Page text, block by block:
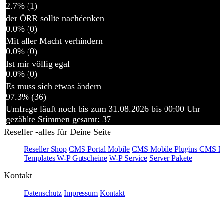
2.7% (1)
der ÖRR sollte nachdenken
0.0% (0)
Mit aller Macht verhindern
0.0% (0)
Ist mir völlig egal
0.0% (0)
Es muss sich etwas ändern
97.3% (36)
Umfrage läuft noch bis zum 31.08.2026 bis 00:00 Uhr
gezählte Stimmen gesamt: 37
Reseller -alles für Deine Seite
Reseller Shop CMS Portal Mobile CMS Mobile Plugins CMS
Templates W-P Gutscheine W-P Service Server Pakete
Kontakt
Datenschutz Impressum Kontakt